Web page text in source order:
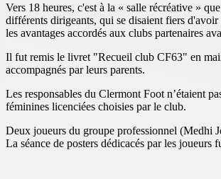
Vers 18 heures, c'est à la « salle récréative »
différents dirigeants, qui se disaient fiers
les avantages accordés aux clubs partenaires
Il fut remis le livret "Recueil club CF63" en
accompagnés par leurs parents.
Les responsables du Clermont Foot n’étaient
féminines licenciées choisies par le club.
Deux joueurs du groupe professionnel (Medhi
La séance de posters dédicacés par les